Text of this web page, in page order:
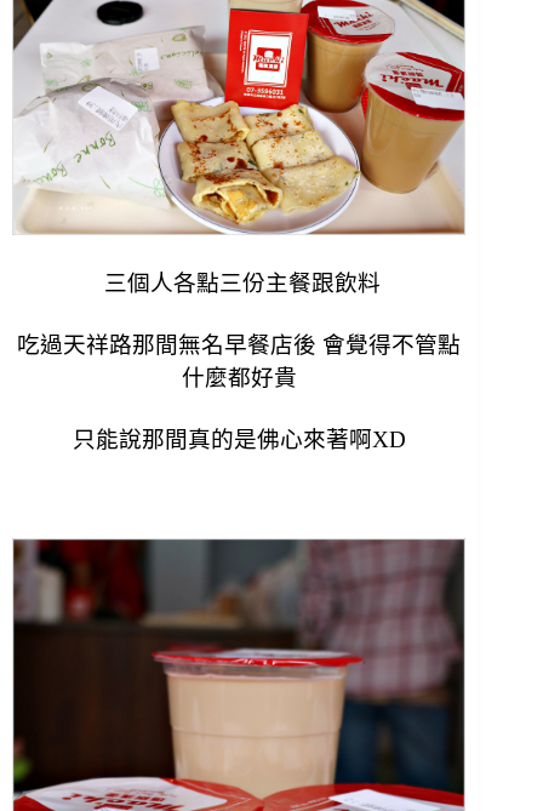
三個人各點三份主餐跟飲料
吃過天祥路那間無名早餐店後 會覺得不管點
什麼都好貴
只能說那間真的是佛心來著啊XD